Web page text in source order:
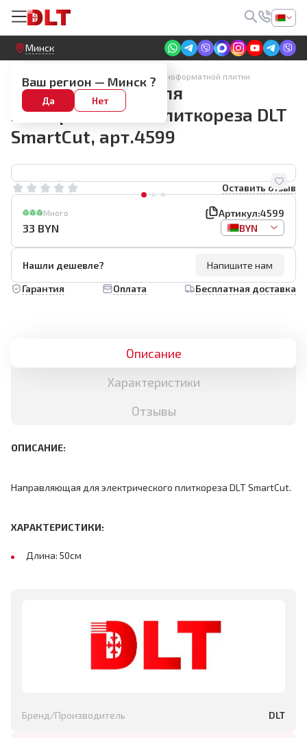
Круглосуточный! Прием заявок на сайте
Минск
Ваш регион — Минск ?
Да Нет
Электрические плиткорезы для крупноформатной плитки
Направляющая для
электрического плиткореза DLT
SmartCut, арт.4599
Оставить отзыв
Много Артикул:4599
33 BYN BYN
Нашли дешевле?
Напишите нам
Гарантия
Оплата Бесплатная доставка
Описание
Характеристики
Отзывы
ОПИСАНИЕ:
Направляющая для электрического плиткореза DLT SmartCut.
ХАРАКТЕРИСТИКИ:
Длина: 50см
Бренд/Производитель DLT